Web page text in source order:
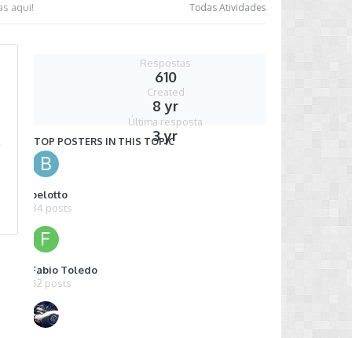
Todas Atividades
aqui!
Respostas
610
Created
8 yr
Última resposta
3 yr
TOP POSTERS IN THIS TOPIC
belotto
84 posts
Fabio Toledo
52 posts